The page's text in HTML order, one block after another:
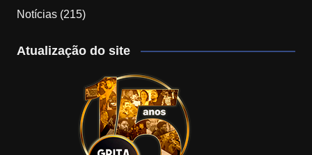
Notícias(215)
Atualização do site